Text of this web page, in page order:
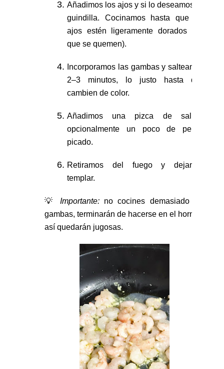
Añadimos los ajos y si lo deseamos, la
guindilla. Cocinamos hasta que los
ajos estén ligeramente dorados (sin
que se quemen).
Incorporamos las gambas y salteamos
2–3 minutos, lo justo hasta que
cambien de color.
Añadimos una pizca de sal y
opcionalmente un poco de perejil
picado.
Retiramos del fuego y dejamos
templar.
💡 Importante:no cocines demasiado las
gambas, terminarán de hacerse en el horno y
así quedarán jugosas.